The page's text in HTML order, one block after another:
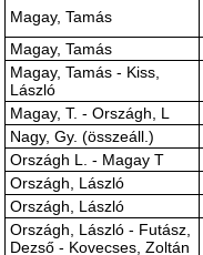
Magay, Tamás
Magay, Tamás
Magay, Tamás - Kiss,
László
Magay, T. - Országh, L
Nagy, Gy. (összeáll.)
Országh L. - Magay T
Országh, László
Országh, László
Országh, László - Futász,
Dezső - Kovecses, Zoltán